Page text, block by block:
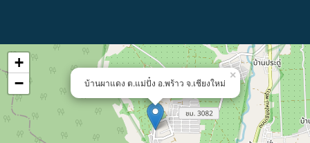
บ้านผาแดง ต.แม่ปั๋ง อ.พร้าว จ.เชียงใหม่
×
+
−